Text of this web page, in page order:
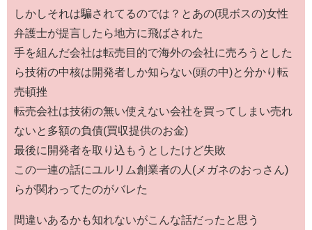
しかしそれは騙されてるのでは？とあの(現ボスの)女性
弁護士が提言したら地方に飛ばされた
手を組んだ会社は転売目的で海外の会社に売ろうとした
ら技術の中核は開発者しか知らない(頭の中)と分かり転
売頓挫
転売会社は技術の無い使えない会社を買ってしまい売れ
ないと多額の負債(買収提供のお金)
最後に開発者を取り込もうとしたけど失敗
この一連の話にユルリム創業者の人(メガネのおっさん)
らが関わってたのがバレた
間違いあるかも知れないがこんな話だったと思う